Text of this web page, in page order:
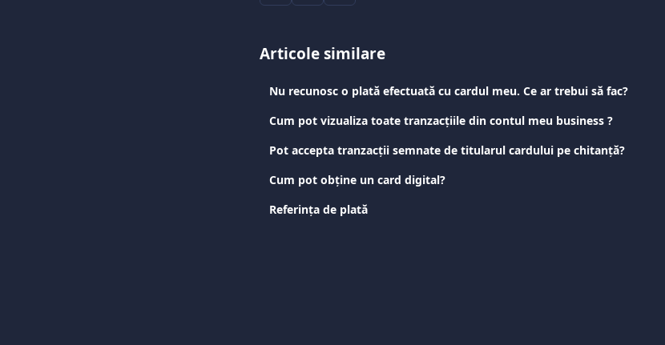
Articole similare
Nu recunosc o plată efectuată cu cardul meu. Ce ar trebui să fac?
Cum pot vizualiza toate tranzacțiile din contul meu business ?
Pot accepta tranzacții semnate de titularul cardului pe chitanță?
Cum pot obține un card digital?
Referința de plată